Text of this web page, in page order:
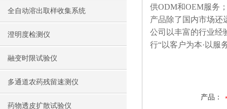
全自动溶出取样收集系统
澄明度检测仪
融变时限试验仪
多通道农药残留速测仪
药物透皮扩散试验仪
供ODM和OEM服务
产品除了国内市场
公司以丰富的行业经
行“以客户为本·以服
产品：